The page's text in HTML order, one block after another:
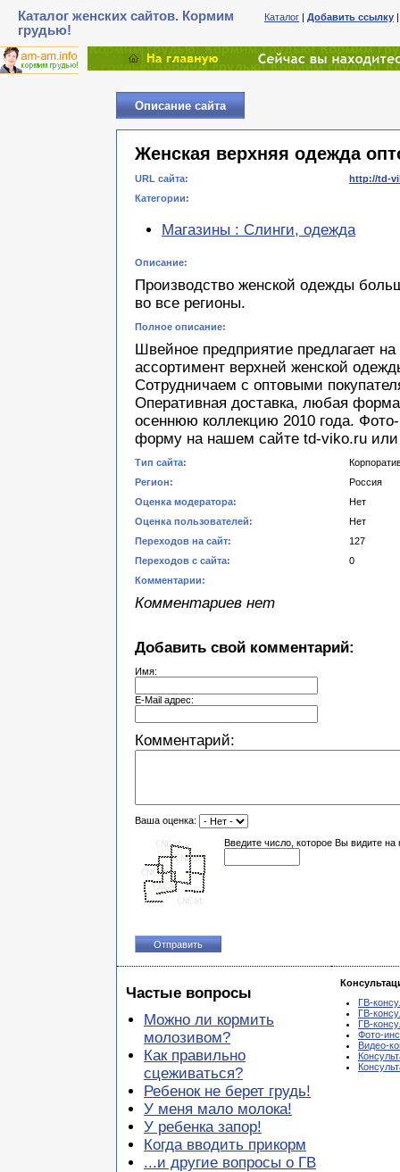
Каталог женских сайтов. Кормим
грудью!
Каталог | Добавить ссылку
Описание сайта
Женская верхняя одежда
URL сайта:
http://td-
Категории:
Магазины : Слинги, одежда
Описание:
Производство женской одежды
во все регионы.
Полное описание:
Швейное предприятие предлагает
ассортимент верхней женской
Сотрудничаем с оптовыми
Оперативная доставка, любая
осеннюю коллекцию 2010 года.
форму на нашем сайте td-viko.ru или
Тип сайта:
Регион:
Россия
Оценка модератора:
Нет
Оценка пользователей:
Нет
Переходов на сайт:
127
Переходов с сайта:
0
Комментарии:
Комментариев нет
Добавить свой комментарий:
Имя:
E-Mail адрес:
Комментарий:
Ваша оценка:
Введите число, которое Вы видите на
Частые вопросы
Можно ли кормить
молозивом?
Как правильно
сцеживаться?
Ребенок не берет грудь!
У меня мало молока!
У ребенка запор!
Когда вводить прикорм
...и другие вопросы о ГВ
ГВ-
ГВ-
ГВ-
Фото-
Видео-